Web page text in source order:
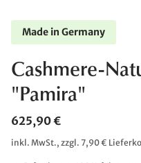
Made in Germany
Cashmere-
"Pamira"
625,90 €
inkl. MwSt., zzgl. 7,90 €